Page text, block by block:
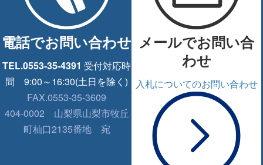
電話でお問い合わせ
TEL.0553-35-4391 受付対応時
間 9:00～16:30(土日を除く)
FAX.0553-35-3609
404-0002 山梨県山梨市牧丘
町杣口2135番地 宛
メールでお問い合
わせ
入札についてのお問い合わせ